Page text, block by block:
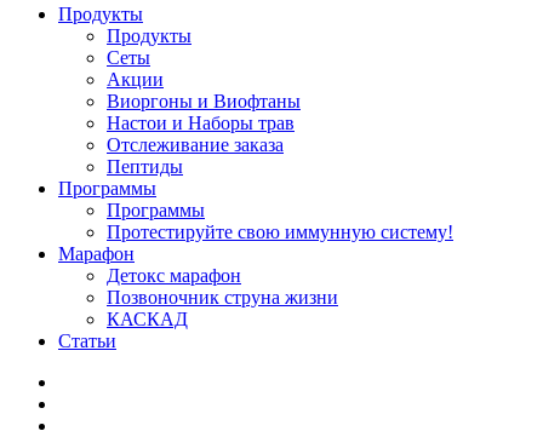
Close
Продукты
Продукты
Сеты
Акции
Виоргоны и Виофтаны
Настои и Наборы трав
Отслеживание заказа
Пептиды
Программы
Программы
Протестируйте свою иммунную систему!
Марафон
Детокс марафон
Позвоночник струна жизни
КАСКАД
Статьи